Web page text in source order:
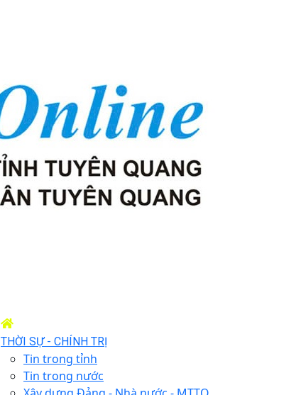
THỜI SỰ - CHÍNH TRỊ
Tin trong tỉnh
Tin trong nước